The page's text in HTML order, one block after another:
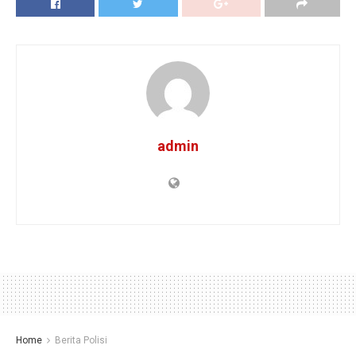
admin
Home Berita Polisi